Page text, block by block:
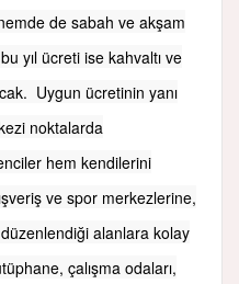
de sabah ve akşam
yıl ücreti ise kahvaltı ve
Uygun ücretinin yanı
noktalarda
hem kendilerini
ve spor merkezlerine,
alanlara kolay
çalışma odaları,